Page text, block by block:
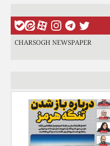
CHARSOGH NEWSPAPER